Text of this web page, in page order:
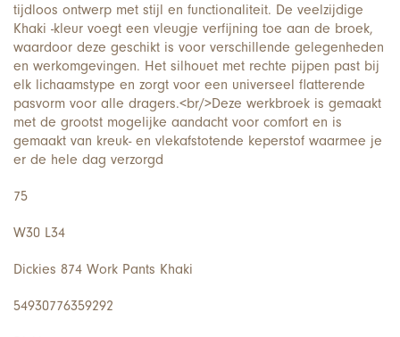
tijdloos ontwerp met stijl en functionaliteit. De veelzijdige
Khaki -kleur voegt een vleugje verfijning toe aan de broek,
waardoor deze geschikt is voor verschillende gelegenheden
en werkomgevingen. Het silhouet met rechte pijpen past bij
elk lichaamstype en zorgt voor een universeel flatterende
pasvorm voor alle dragers.<br/>Deze werkbroek is gemaakt
met de grootst mogelijke aandacht voor comfort en is
gemaakt van kreuk- en vlekafstotende keperstof waarmee je
er de hele dag verzorgd
75
W30 L34
Dickies 874 Work Pants Khaki
54930776359292